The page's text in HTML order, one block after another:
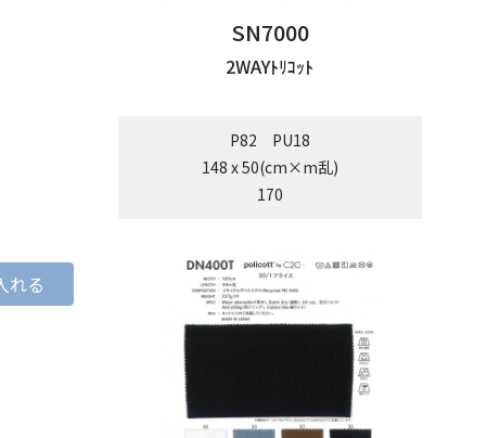
SN7000
2WAYﾄﾘｺｯﾄ
P82 PU18
148 x 50(cm×m乱)
170
れる